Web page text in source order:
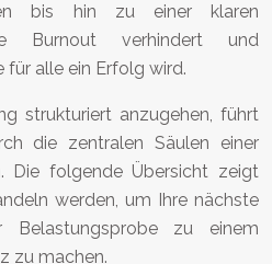
bis hin zu einer klaren
Burnout verhindert und
für alle ein Erfolg wird.
strukturiert anzugehen, führt
die zentralen Säulen einer
Die folgende Übersicht zeigt
werden, um Ihre nächste
Belastungsprobe zu einem
zu machen.